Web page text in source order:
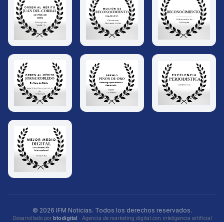
© 2026 IFM Noticias. Todos los derechos reservados.
Desarrollado por btodigital · Agencia de marketing digital con inteligencia artificial